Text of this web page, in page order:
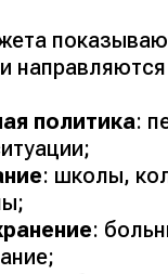
политика:
: школы,
: